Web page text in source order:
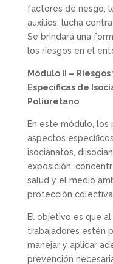
factores de riesgo,
auxilios, lucha
Se brindará una
los riesgos en el
Módulo II –
Específicas de
Poliuretano
En este módulo,
aspectos
isocianatos,
exposición,
salud y el medio
protección
El objetivo es que
trabajadores estén
manejar y aplicar
prevención